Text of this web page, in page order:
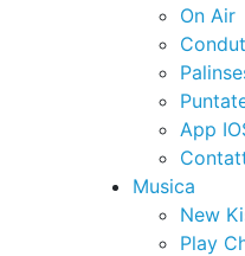
On Air
App
Musica
New
Play